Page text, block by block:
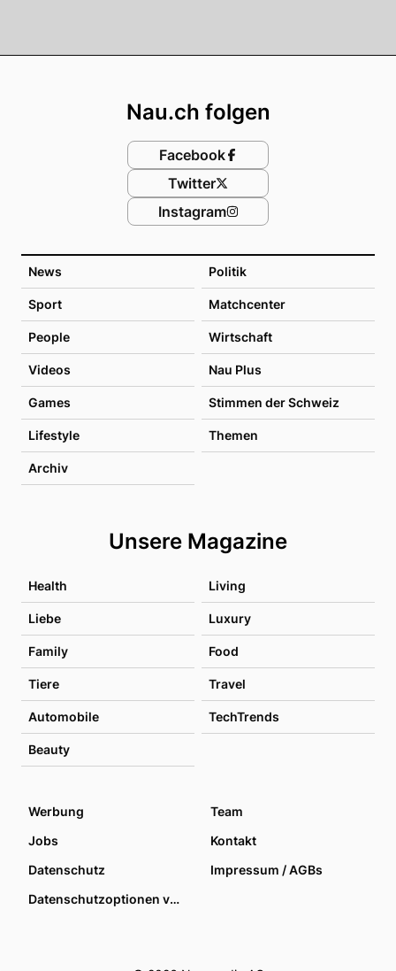
News Politik
Sport Matchcenter
People Wirtschaft
Videos Nau Plus
Games Stimmen der Schweiz
Lifestyle Themen
Archiv
Unsere Magazine
Health Living
Liebe Luxury
Family Food
Tiere Travel
Automobile TechTrends
Beauty
Nau.ch folgen
Facebook
Twitter
Instagram
Werbung
Team
Jobs
Kontakt
Datenschutz
Impressum / AGBs
Datenschutzoptionen verwalten